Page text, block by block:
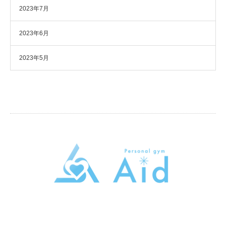
2023年7月
2023年6月
2023年5月